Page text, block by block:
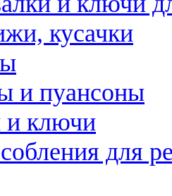
кусачки
и пуансоны
и ключи
для